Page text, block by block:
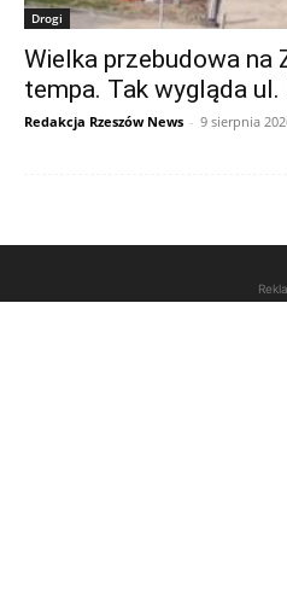
Drogi
Wielka przebudowa na
tempa. Tak wygląda ul.
Redakcja Rzeszów News - 9 sierpnia